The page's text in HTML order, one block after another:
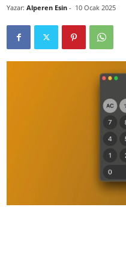
Yazar: Alperen Esin - 10 Ocak 2025